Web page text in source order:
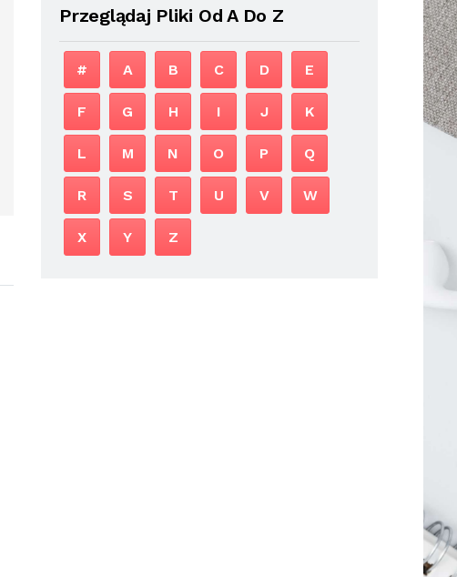
Przeglądaj Pliki Od A Do Z
# A B C D E
F G H I J K
L M N O P Q
R S T U V W
X Y Z